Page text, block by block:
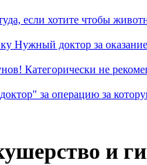
если хотите чтобы
Нужный доктор за
Категорически не
за операцию за
и